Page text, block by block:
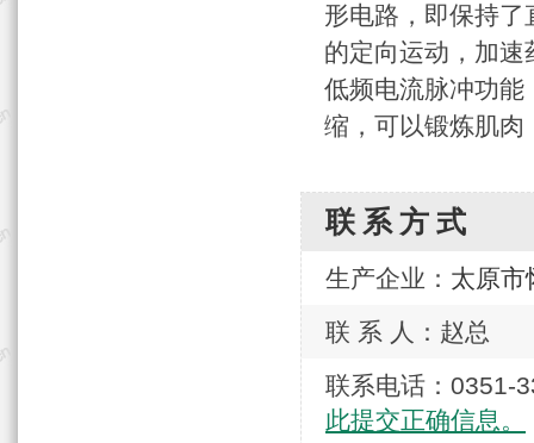
形电路，即保持
的定向运动，加
低频电流脉冲功能
缩，可以锻炼肌肉
联系方式
生产企业： 太原市
联 系 人：赵总
联系电话：
此提交正确信息。